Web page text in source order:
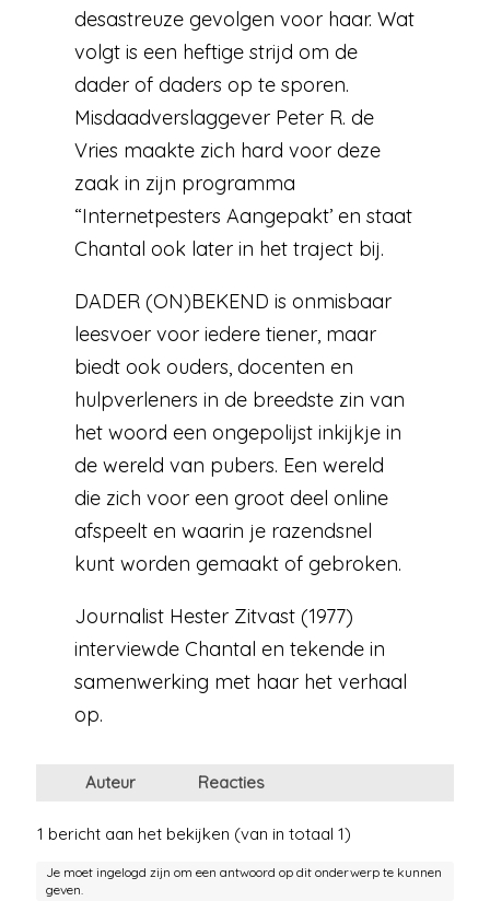
desastreuze gevolgen voor haar. Wat
volgt is een heftige strijd om de
dader of daders op te sporen.
Misdaadverslaggever Peter R. de
Vries maakte zich hard voor deze
zaak in zijn programma
“Internetpesters Aangepakt’ en staat
Chantal ook later in het traject bij.
DADER (ON)BEKEND is onmisbaar
leesvoer voor iedere tiener, maar
biedt ook ouders, docenten en
hulpverleners in de breedste zin van
het woord een ongepolijst inkijkje in
de wereld van pubers. Een wereld
die zich voor een groot deel online
afspeelt en waarin je razendsnel
kunt worden gemaakt of gebroken.
Journalist Hester Zitvast (1977)
interviewde Chantal en tekende in
samenwerking met haar het verhaal
op.
Auteur Reacties
1 bericht aan het bekijken (van in totaal 1)
Je moet ingelogd zijn om een antwoord op dit onderwerp te kunnen
geven.